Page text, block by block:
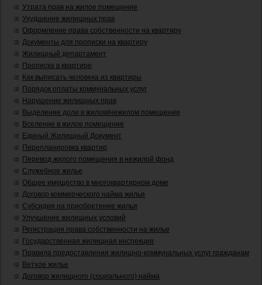
Утрата прав на жилое помещение
Ухудшение жилищных прав
Оформление права собственности на квартиру
Документы для прописки на квартиру
Жилищный департамент
Прописка в квартире
Как выписать человека из квартиры
Порядок оплаты коммунальных услуг
Нарушение жилищных прав
Выделение доли в жилом/нежилом помещении
Вселение в жилое помещение
Единый Жилищный Документ
Перепланировка квартир
Перевод жилого помещения в нежилой фонд
Служебное жилье
Общее имущество в многоквартирном доме
Договор коммерческого найма жилья
Субсидия на приобретение жилья
Улучшение жилищных условий
Регистрация права собственности на жилье
Государственная жилищная инспекция
Правила предоставления жилищно-коммунальных услуг гражданам
Ветхое жилье
Договор жилищного (социального) найма